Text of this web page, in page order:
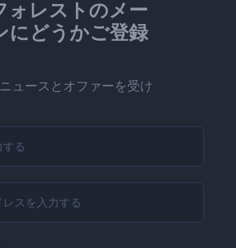
ォレストのメー
にどうかご登録
ュースとオファーを受け